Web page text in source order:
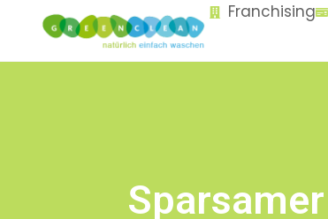
content Franchising